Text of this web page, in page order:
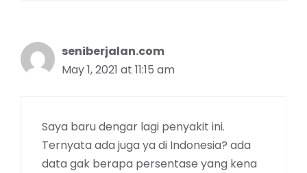
seniberjalan.com
May 1, 2021 at 11:15 am
Saya baru dengar lagi penyakit ini.
Ternyata ada juga ya di Indonesia? ada
data gak berapa persentase yang kena